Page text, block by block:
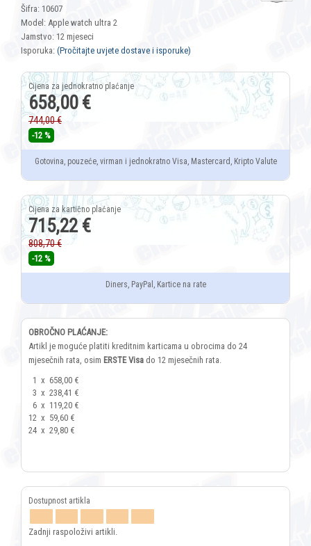
Šifra: 10607
Model: Apple watch ultra 2
Jamstvo: 12 mjeseci
Isporuka: (Pročitajte uvjete dostave i isporuke)
658,00 €
744,00 €
-12 %
Gotovina, pouzeće, virman i jednokratno Visa, Mastercard, Kripto Valute
715,22 €
808,70 €
-12 %
Diners, PayPal, Kartice na rate
OBROČNO PLAĆANJE:
Artikl je moguće platiti kreditnim karticama u obrocima do 24
mjesečnih rata, osim ERSTE Visa do 12 mjesečnih rata.
1 x 658,00 €
3 x 238,41 €
6 x 119,20 €
12 x 59,60 €
24 x 29,80 €
Zadnji raspoloživi artikli.